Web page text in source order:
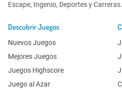
Escape, Ingenio, Deportes y Carreras.
Descubrir Juegos
Nuevos Juegos
Mejores Juegos
Juegos Highscore
Juego al Azar